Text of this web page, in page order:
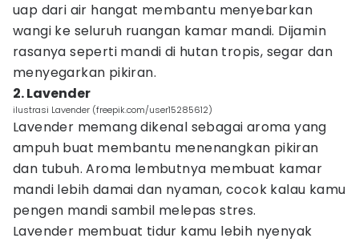
uap dari air hangat membantu menyebarkan
wangi ke seluruh ruangan kamar mandi. Dijamin
rasanya seperti mandi di hutan tropis, segar dan
menyegarkan pikiran.
2. Lavender
ilustrasi Lavender (freepik.com/user15285612)
Lavender memang dikenal sebagai aroma yang
ampuh buat membantu menenangkan pikiran
dan tubuh. Aroma lembutnya membuat kamar
mandi lebih damai dan nyaman, cocok kalau kamu
pengen mandi sambil melepas stres.
Lavender membuat tidur kamu lebih nyenyak